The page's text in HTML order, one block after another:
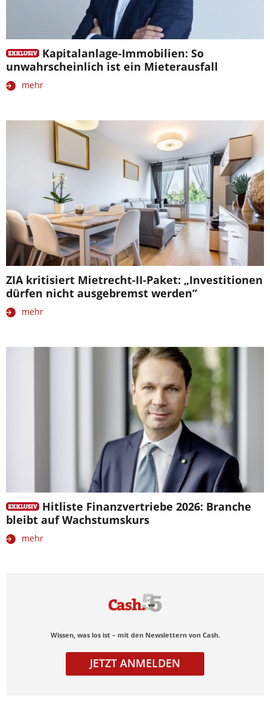
Kapitalanlage-Immobilien: So
unwahrscheinlich ist ein Mieterausfall
mehr
ZIA kritisiert Mietrecht-II-Paket: „Investitionen
dürfen nicht ausgebremst werden“
mehr
Hitliste Finanzvertriebe 2026: Branche
bleibt auf Wachstumskurs
mehr
Wissen, was los ist – mit den Newslettern von Cash.
JETZT ANMELDEN